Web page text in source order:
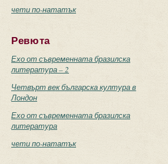
чети по-нататък
Ревюта
Ехо от съвременната бразилска
литература – 2
Четвърт век българска култура в
Лондон
Ехо от съвременната бразилска
литература
чети по-нататък